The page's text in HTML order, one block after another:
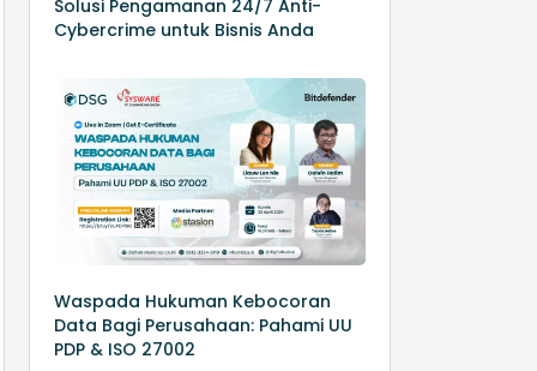
Solusi Pengamanan 24/7 Anti-
Cybercrime untuk Bisnis Anda
Waspada Hukuman Kebocoran
Data Bagi Perusahaan: Pahami UU
PDP & ISO 27002